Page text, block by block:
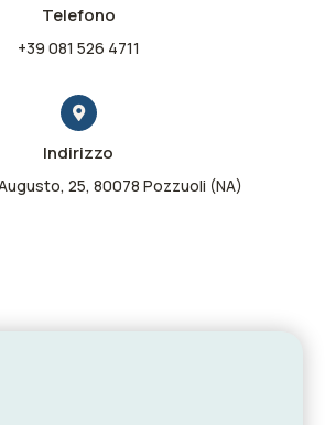
Telefono
+39 081 526 4711
Indirizzo
25, 80078 Pozzuoli (NA)